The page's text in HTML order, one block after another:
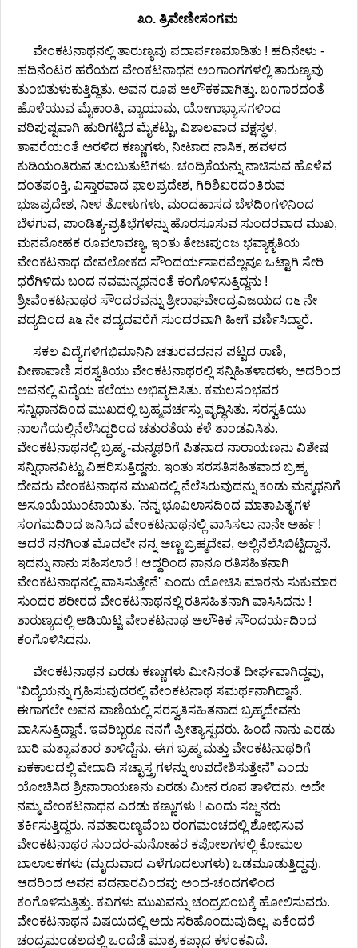
೩೧. ತ್ರಿವೇಣೀಸಂಗಮ
ವೇಂಕಟನಾಥನಲ್ಲಿ ತಾರುಣ್ಯವು ಪದಾರ್ಪಣಮಾಡಿತು ! ಹದಿನೇಳು -
ಹದಿನೆಂಟರ ಹರೆಯದ ವೇಂಕಟನಾಥನ ಅಂಗಾಂಗಗಳಲ್ಲಿ ತಾರುಣ್ಯವು
ತುಂಬಿತುಳುಕುತ್ತಿದ್ದಿತು. ಅವನ ರೂಪ ಅಲೌಕಕವಾಗಿತ್ತು. ಬಂಗಾರದಂತೆ
ಹೊಳೆಯುವ ಮೈಕಾಂತಿ, ವ್ಯಾಯಾಮ, ಯೋಗಾಭ್ಯಾಸಗಳಿಂದ
ಪರಿಪುಷ್ಟವಾಗಿ ಹುರಿಗಟ್ಟಿದ ಮೈಕಟ್ಟು, ವಿಶಾಲವಾದ ವಕ್ಷಸ್ಥಳ,
ತಾವರೆಯಂತೆ ಅರಳಿದ ಕಣ್ಣುಗಳು, ನೀಟಾದ ನಾಸಿಕ, ಹವಳದ
ಕುಡಿಯಂತಿರುವ ತುಂಬುತುಟಿಗಳು. ಚಂದ್ರಿಕೆಯನ್ನು ನಾಚಿಸುವ ಹೊಳೆವ
ದಂತಪಂಕ್ತಿ, ವಿಸ್ತಾರವಾದ ಫಾಲಪ್ರದೇಶ, ಗಿರಿಶಿಖರದಂತಿರುವ
ಭುಜಪ್ರದೇಶ, ನೀಳ ತೋಳುಗಳು, ಮಂದಹಾಸದ ಬೆಳದಿಂಗಳಿನಿಂದ
ಬೆಳಗುವ, ಪಾಂಡಿತ್ಯ-ಪ್ರತಿಭೆಗಳನ್ನು ಹೊರಸೂಸುವ ಸುಂದರವಾದ ಮುಖ,
ಮನಮೋಹಕ ರೂಪಲಾವಣ್ಯ, ಇಂತು ತೇಜಃಪುಂಜ ಭವ್ಯಾಕೃತಿಯ
ವೇಂಕಟನಾಥ ದೇವಲೋಕದ ಸೌಂದರ್ಯಸಾರವೆಲ್ಲವೂ ಒಟ್ಟಾಗಿ ಸೇರಿ
ಧರೆಗಿಳಿದು ಬಂದ ನವಮನ್ಮಥನಂತೆ ಕಂಗೊಳಿಸುತ್ತಿದ್ದನು !
ಶ್ರೀವೆಂಕಟನಾಥರ ಸೌಂದರವನ್ನು ಶ್ರೀರಾಘವೇಂದ್ರವಿಜಯದ ೧೬ ನೇ
ಪದ್ಯದಿಂದ ೩೬ ನೇ ಪದ್ಯದವರೆಗೆ ಸುಂದರವಾಗಿ ಹೀಗೆ ವರ್ಣಿಸಿದ್ದಾರೆ.
ಸಕಲ ವಿದ್ಯೆಗಳಿಗಭಿಮಾನಿನಿ ಚತುರವದನನ ಪಟ್ಟದ ರಾಣಿ,
ವೀಣಾಪಾಣಿ ಸರಸ್ವತಿಯು ವೇಂಕಟನಾಥರಲ್ಲಿ ಸನ್ನಿಹಿತಳಾದಳು, ಅದರಿಂದ
ಅವನಲ್ಲಿ ವಿದ್ಯೆಯ ಕಲೆಯು ಅಭಿವೃದಿಸಿತು. ಕಮಲಸಂಭವರ
ಸನ್ನಿಧಾನದಿಂದ ಮುಖದಲ್ಲಿ ಬ್ರಹ್ಮವರ್ಚಸ್ಸು ವೃದ್ಧಿಸಿತು. ಸರಸ್ವತಿಯು
ನಾಲಗೆಯಲ್ಲಿನೆಲೆಸಿದ್ದರಿಂದ ಚತುರತೆಯ ಕಳೆ ತಾಂಡವಿಸಿತು.
ವೇಂಕಟನಾಥನಲ್ಲಿ ಬ್ರಹ್ಮ -ಮನ್ಮಥರಿಗೆ ಪಿತನಾದ ನಾರಾಯಣನು ವಿಶೇಷ
ಸನ್ನಿಧಾನವಿಟ್ಟು ವಿಹರಿಸುತ್ತಿದ್ದನು. ಇಂತು ಸರಸತಿಸಹಿತವಾದ ಬ್ರಹ್ಮ
ದೇವರು ವೇಂಕಟನಾಥನ ಮುಖದಲ್ಲಿ ನೆಲೆಸಿರುವುದನ್ನು ಕಂಡು ಮನ್ಮಥನಿಗೆ
ಅಸೂಯೆಯುಂಟಾಯಿತು. 'ನನ್ನ ಭೂವಿಲಾಸದಿಂದ ಮಾತಾಪಿತೃಗಳ
ಸಂಗಮದಿಂದ ಜನಿಸಿದ ವೇಂಕಟನಾಥನಲ್ಲಿ ವಾಸಿಸಲು ನಾನೇ ಅರ್ಹ !
ಆದರೆ ನನಗಿಂತ ಮೊದಲೇ ನನ್ನ ಅಣ್ಣ ಬ್ರಹ್ಮದೇವ, ಅಲ್ಲಿನೆಲೆಸಿಬಿಟ್ಟಿದ್ದಾನೆ.
ಇದನ್ನು ನಾನು ಸಹಿಸಲಾರೆ ! ಆದ್ದರಿಂದ ನಾನೂ ರತಿಸಹಿತನಾಗಿ
ವೇಂಕಟನಾಥನಲ್ಲಿ ವಾಸಿಸುತ್ತೇನೆ' ಎಂದು ಯೋಚಿಸಿ ಮಾರನು ಸುಕುಮಾರ
ಸುಂದರ ಶರೀರದ ವೇಂಕಟನಾಥನಲ್ಲಿ ರತಿಸಹಿತನಾಗಿ ವಾಸಿಸಿದನು !
ತಾರುಣ್ಯದಲ್ಲಿ ಅಡಿಯಿಟ್ಟ ವೇಂಕಟನಾಥ ಅಲೌಕಿಕ ಸೌಂದರ್ಯದಿಂದ
ಕಂಗೊಳಿಸಿದನು.
ವೇಂಕಟನಾಥನ ಎರಡು ಕಣ್ಣುಗಳು ಮೀನಿನಂತೆ ದೀರ್ಘವಾಗಿದ್ದವು,
“ವಿದ್ಯೆಯನ್ನು ಗ್ರಹಿಸುವುದರಲ್ಲಿ ವೇಂಕಟನಾಥ ಸಮರ್ಥನಾಗಿದ್ದಾನೆ.
ಈಗಾಗಲೇ ಅವನ ವಾಣಿಯಲ್ಲಿ ಸರಸ್ವತಿಸಹಿತನಾದ ಬ್ರಹ್ಮದೇವನು
ವಾಸಿಸುತ್ತಿದ್ದಾನೆ. ಇವರಿಬ್ಬರೂ ನನಗೆ ಪ್ರೀತ್ಯಾಸ್ಪದರು. ಹಿಂದೆ ನಾನು ಎರಡು
ಬಾರಿ ಮತ್ಯಾವತಾರ ತಾಳಿದ್ದೆನು. ಈಗ ಬ್ರಹ್ಮ ಮತ್ತು ವೇಂಕಟನಾಥರಿಗೆ
ಏಕಕಾಲದಲ್ಲಿ ವೇದಾದಿ ಸಚ್ಛಾಸ್ತ್ರಗಳನ್ನು ಉಪದೇಶಿಸುತ್ತೇನೆ” ಎಂದು
ಯೋಚಿಸಿದ ಶ್ರೀನಾರಾಯಣನು ಎರಡು ಮೀನ ರೂಪ ತಾಳಿದನು. ಅದೇ
ನಮ್ಮ ವೇಂಕಟನಾಥನ ಎರಡು ಕಣ್ಣುಗಳು ! ಎಂದು ಸಜ್ಜನರು
ತರ್ಕಿಸುತ್ತಿದ್ದರು. ನವತಾರುಣ್ಯವೆಂಬ ರಂಗಮಂಚದಲ್ಲಿ ಶೋಭಿಸುವ
ವೇಂಕಟನಾಥರ ಸುಂದರ-ಮನೋಹರ ಕಪೋಲಗಳಲ್ಲಿ ಕೋಮಲ
ಬಾಲಾಲಕಗಳು (ಮೃದುವಾದ ಎಳೆಗೂದಲುಗಳು) ಒಡಮೂಡುತ್ತಿದ್ದವು.
ಆದರಿಂದ ಅವನ ವದನಾರವಿಂದವು ಅಂದ-ಚಂದಗಳಿಂದ
ಕಂಗೊಳಿಸುತ್ತಿತ್ತು. ಕವಿಗಳು ಮುಖವನ್ನು ಚಂದ್ರಬಿಂಬಕ್ಕೆ ಹೋಲಿಸುವರು.
ವೇಂಕಟನಾಥನ ವಿಷಯದಲ್ಲಿ ಅದು ಸರಿಹೊಂದುವುದಿಲ್ಲ. ಏಕೆಂದರೆ
ಚಂದ್ರಮಂಡಲದಲ್ಲಿ ಒಂದೆಡೆ ಮಾತ್ರ ಕಪ್ಪಾದ ಕಳಂಕವಿದೆ.